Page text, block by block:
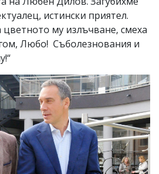
истински приятел.
му излъчване, смеха
Любо! Съболезнования и